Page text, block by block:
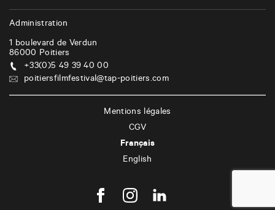
c
l
e
s
Administration
1 boulevard de Verdun
86000 Poitiers
+33(0)5 49 39 40 00
poitiersfilmfestival@tap-poitiers.com
Mentions légales
CGV
Français
English